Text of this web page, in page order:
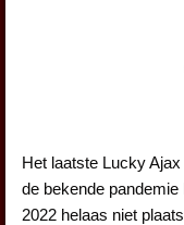
Het laatste Lucky
de bekende
2022 helaas niet